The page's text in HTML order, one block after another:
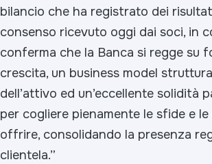
bilancio che ha registrato dei
consenso ricevuto oggi dai soci, in
conferma che la Banca si regge su
crescita, un business model
dell’attivo ed un’eccellente solidità
per cogliere pienamente le sfide e
offrire, consolidando la presenza
clientela.”